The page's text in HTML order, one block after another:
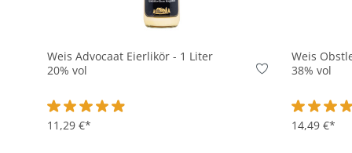
Weis Advocaat Eierlikör - 1 Liter
20% vol
Durchschnittliche Bewertung von 4.9 von 5 Sternen
11,29 €*
In den Korb
Weis
38% vol
14,49 €*